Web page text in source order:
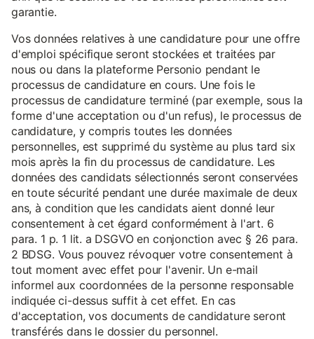
garantie.
Vos données relatives à une candidature pour une offre
d'emploi spécifique seront stockées et traitées par
nous ou dans la plateforme Personio pendant le
processus de candidature en cours. Une fois le
processus de candidature terminé (par exemple, sous la
forme d'une acceptation ou d'un refus), le processus de
candidature, y compris toutes les données
personnelles, est supprimé du système au plus tard six
mois après la fin du processus de candidature. Les
données des candidats sélectionnés seront conservées
en toute sécurité pendant une durée maximale de deux
ans, à condition que les candidats aient donné leur
consentement à cet égard conformément à l'art. 6
para. 1 p. 1 lit. a DSGVO en conjonction avec § 26 para.
2 BDSG. Vous pouvez révoquer votre consentement à
tout moment avec effet pour l'avenir. Un e-mail
informel aux coordonnées de la personne responsable
indiquée ci-dessus suffit à cet effet. En cas
d'acceptation, vos documents de candidature seront
transférés dans le dossier du personnel.